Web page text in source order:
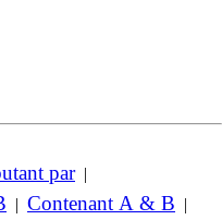
par|
| Contenant A & B |